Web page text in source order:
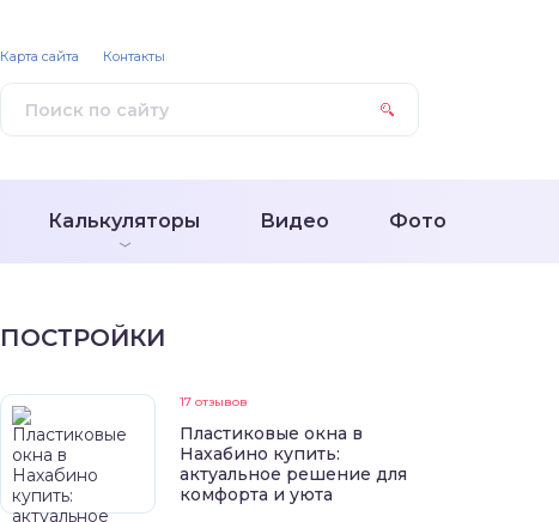
Калькуляторы Видео Фото
Карта сайта Контакты
ПОСТРОЙКИ
17 отзывов
Пластиковые окна в
Нахабино купить:
актуальное решение для
комфорта и уюта